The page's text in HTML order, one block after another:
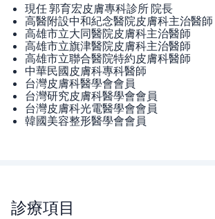
現任 郭育宏皮膚專科診所 院長
高醫附設中和紀念醫院皮膚科主治醫師
高雄市立大同醫院皮膚科主治醫師
高雄市立旗津醫院皮膚科主治醫師
高雄市立聯合醫院特約皮膚科醫師
中華民國皮膚科專科醫師
台灣皮膚科醫學會會員
台灣研究皮膚科醫學會會員
台灣皮膚科光電醫學會會員
韓國美容整形醫學會會員
診療項目